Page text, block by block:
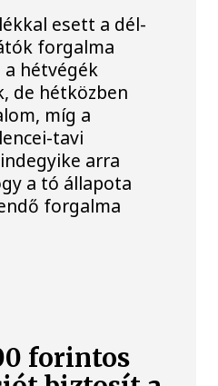
esett a dél-
forgalma
hétvégék
de hétközben
míg a
tavi
arra
a tó állapota
forgalma
forintos